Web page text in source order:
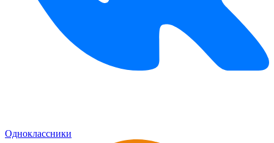
Одноклассники